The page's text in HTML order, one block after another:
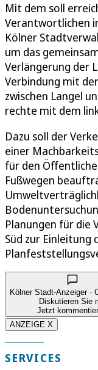
Mit dem soll
Verantwortlichen
Kölner
um das
Verlängerung der
Verbindung mit
zwischen Langel
rechte mit dem
Dazu soll der
einer
für den
Fußwegen
Planungen für die
Süd zur Einleitung
Kölner Stadt-Anzeiger ·
Diskutieren Sie
Jetzt
ANZEIGE X
SERVICES